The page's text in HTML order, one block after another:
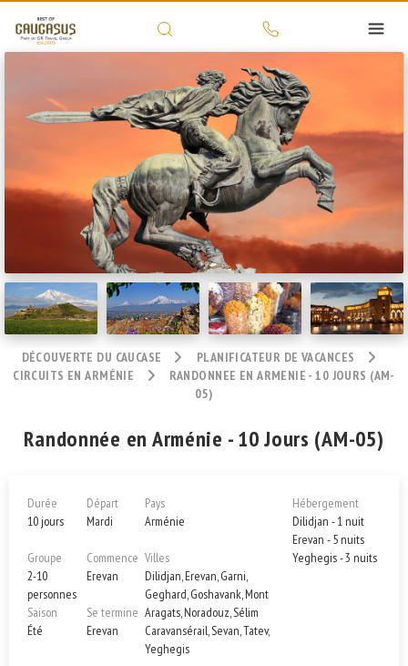
DÉCOUVERTE DU CAUCASE
PLANIFICATEUR DE VACANCES
CIRCUITS EN ARMÉNIE
RANDONNEE EN ARMENIE - 10 JOURS (AM-
05)
Randonnée en Arménie - 10 Jours (AM-05)
Durée
10 jours
Groupe
2-10
personnes
Saison
Été
Départ
Mardi
Commence
Erevan
Se termine
Erevan
Pays
Arménie
Villes
Dilidjan, Erevan, Garni,
Geghard, Goshavank, Mont
Aragats, Noradouz, Sélim
Caravansérail, Sevan, Tatev,
Yeghegis
Hébergement
Dilidjan - 1 nuit
Erevan - 5 nuits
Yeghegis - 3 nuits